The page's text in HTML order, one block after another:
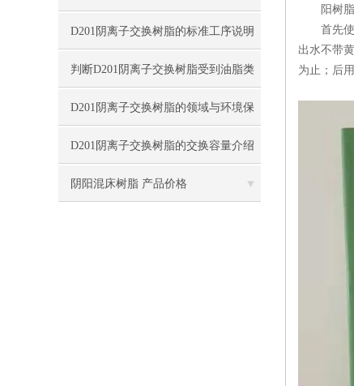
限值导致结构破坏
D201阴离子交换树脂的标准工序说明
判断D201阴离子交换树脂受到油脂类
污染程度方法概述
D201阴离子交换树脂的领域与环境保
护
D201阴离子交换树脂的交换容量介绍
阴阳混床树脂 产品价格
阳树脂
首先使用
出水不带
为止；后